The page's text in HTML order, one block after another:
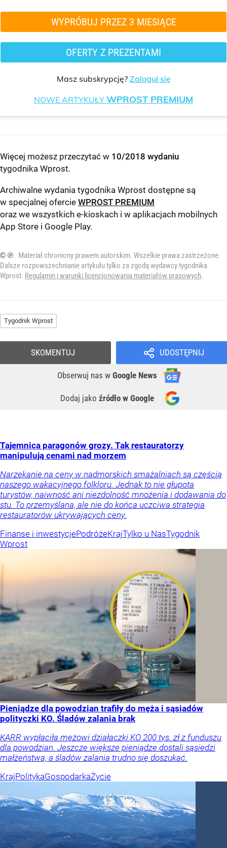
WYPRÓBUJ PRZEZ 3 MIESIĄCE
OFERTY Z PREZENTAMI
Masz subskrypcję? Zaloguj się
NOWE ARTYKUŁY WPROST PREMIUM
Więcej możesz przeczytać w 10/2018 wydaniu
tygodnika Wprost.
Archiwalne wydania tygodnika Wprost dostępne są
w specjalnej ofercie WPROST PREMIUM
oraz we wszystkich e-kioskach i w aplikacjach mobilnych
App Store i Google Play.
© ℗
Materiał chroniony prawem autorskim. Wszelkie prawa zastrzeżone.
Dalsze rozpowszechnianie artykułu tylko za zgodą wydawcy tygodnika
Wprost. Regulamin i warunki licencjonowania materiałów prasowych.
Tygodnik Wprost
UDOSTĘPNIJ
Obserwuj nas w Google News
Dodaj jako źródło w Google
SKOMENTUJ
Tajemnica paragonów grozy. Tak restauratorzy
manipulują cenami nad morzem
Narzekanie na ceny w nadmorskich smażalniach są częścią
naszego wakacyjnego folkloru. Jednak to nie głupota
turystów, naiwność ani niezdolność mnożenia i dodawania do
stu. To przemyślana, ale nie do końca uczciwa strategia
restauratorów ukrywających ceny.
Finanse i inwestycjePodróżeKrajTylko u NasTygodnik
Wprost
Pieniądze dla powodzian trafiły do męża i sąsiadów
polityczki KO. Śladów zalania brak
KARR wypłaciła mężowi działaczki KO 200 tys. zł z funduszu
dla powodzian. Jeszcze większe pieniądze dostali sąsiedzi
małżeństwa, a śladów zalania trudno się doszukać.
KrajPolitykaGospodarkaŻycie